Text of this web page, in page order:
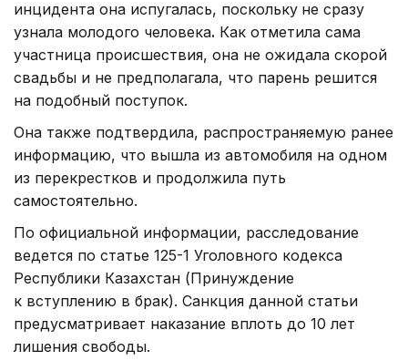
инцидента она испугалась, поскольку не сразу
узнала молодого человека. Как отметила сама
участница происшествия, она не ожидала скорой
свадьбы и не предполагала, что парень решится
на подобный поступок.
Она также подтвердила, распространяемую ранее
информацию, что вышла из автомобиля на одном
из перекрестков и продолжила путь
самостоятельно.
По официальной информации, расследование
ведется по статье 125-1 Уголовного кодекса
Республики Казахстан (Принуждение
к вступлению в брак). Санкция данной статьи
предусматривает наказание вплоть до 10 лет
лишения свободы.